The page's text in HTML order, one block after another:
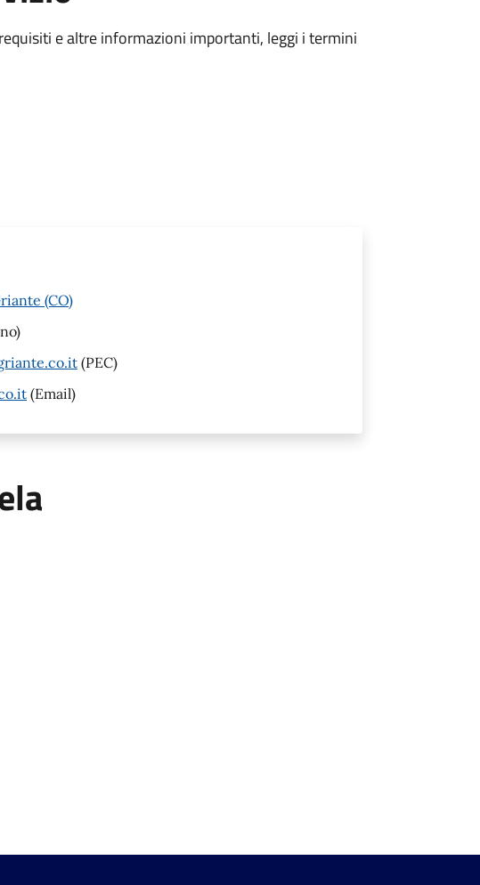
e altre informazioni importanti, leggi i termini
(CO)
(PEC)
(Email)